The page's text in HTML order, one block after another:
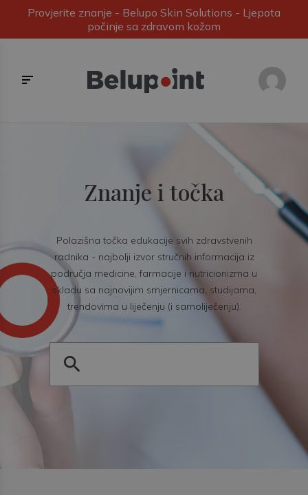
Provjerite znanje - Belupo Skin Solutions - Ljepota
počinje sa zdravom kožom
Znanje i točka
Polazišna točka edukacije svih zdravstvenih
radnika - najbolji izvor stručnih informacija iz
područja medicine, farmacije i nutricionizma u
skladu sa najnovijim smjernicama, studijama,
trendovima u liječenju (i samoliječenju).